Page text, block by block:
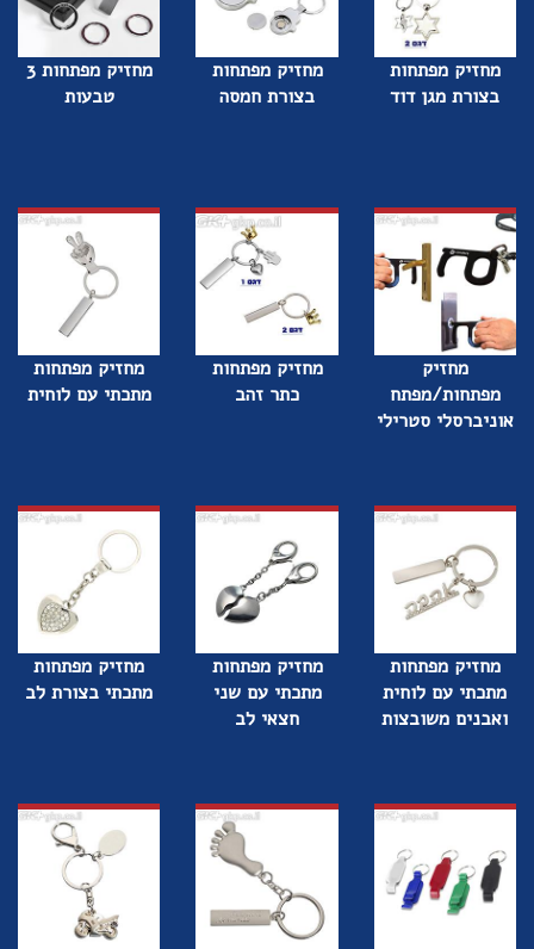
מחזיק מפתחות
בצורת מגן דוד
מחזיק מפתחות
בצורת חמסה
מחזיק מפתחות 3
טבעות
מחזיק
מפתחות/מפתח
אוניברסלי סטרילי
מחזיק מפתחות
כתר זהב
מחזיק מפתחות
מתכתי עם לוחית
מחזיק מפתחות
מתכתי עם לוחית
ואבנים משובצות
מחזיק מפתחות
מתכתי עם שני
חצאי לב
מחזיק מפתחות
מתכתי בצורת לב